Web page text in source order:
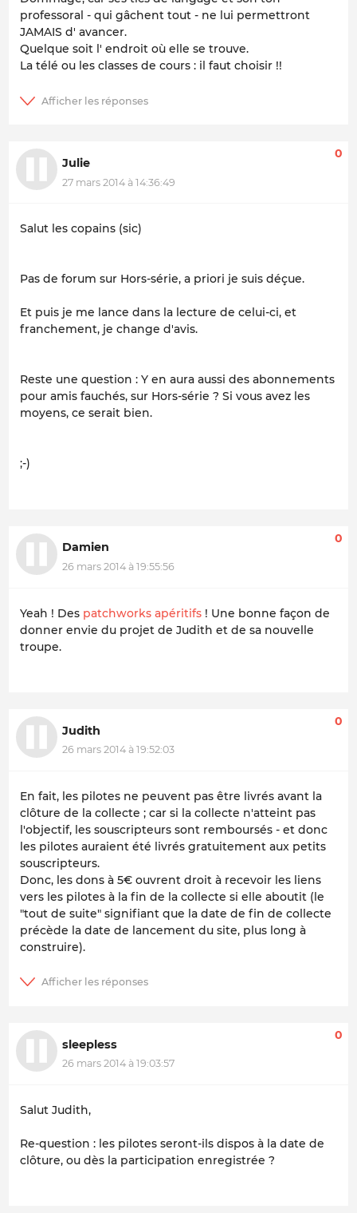
professoral - qui gâchent tout - ne lui permettront
JAMAIS d' avancer.
Quelque soit l' endroit où elle se trouve.
La télé ou les classes de cours : il faut choisir !!
Julie
27 mars 2014 à 14:36:49
0
Salut les copains (sic)
Pas de forum sur Hors-série, a priori je suis déçue.
Et puis je me lance dans la lecture de celui-ci, et
franchement, je change d'avis.
Reste une question : Y en aura aussi des abonnements
pour amis fauchés, sur Hors-série ? Si vous avez les
moyens, ce serait bien.
;-)
Damien
26 mars 2014 à 19:55:56
0
Yeah ! Des patchworks apéritifs ! Une bonne façon de
donner envie du projet de Judith et de sa nouvelle
troupe.
Judith
26 mars 2014 à 19:52:03
0
En fait, les pilotes ne peuvent pas être livrés avant la
clôture de la collecte ; car si la collecte n'atteint pas
l'objectif, les souscripteurs sont remboursés - et donc
les pilotes auraient été livrés gratuitement aux petits
souscripteurs.
Donc, les dons à 5€ ouvrent droit à recevoir les liens
vers les pilotes à la fin de la collecte si elle aboutit (le
"tout de suite" signifiant que la date de fin de collecte
précède la date de lancement du site, plus long à
construire).
sleepless
26 mars 2014 à 19:03:57
0
Salut Judith,
Re-question : les pilotes seront-ils dispos à la date de
clôture, ou dès la participation enregistrée ?